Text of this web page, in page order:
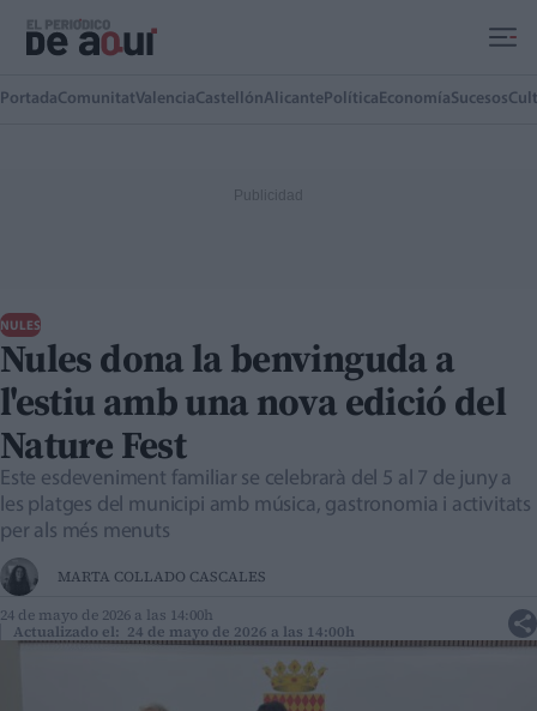
PortadaComunitatValenciaCastellónAlicante Política EconomíaSucesos
NULES
Nules dona la benvinguda a
l'estiu amb una nova edició del
Nature Fest
Este esdeveniment familiar se celebrarà del 5 al 7 de juny a
les platges del municipi amb música, gastronomia i activitats
per als més menuts
MARTA COLLADO CASCALES
24 de mayo de 2026 a las 14:00h
Actualizado el: 24 de mayo de 2026 a las 14:00h